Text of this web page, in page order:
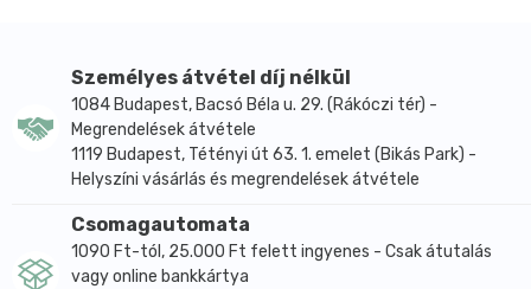
ml mennyiségben javasolt elfogyasztani, lehetőleg
étkezések után. A koncentrátum önmagában vagy
1,5–2 dl vízzel elkeverve is fogyasztható. Egy napi
adag 3000 mg hidrolizált kollagén peptidet, 30 mg
tengeri elasztint, 200 mg szárított Aloe vera gélt és
100 mg csipkebogyó kivonatot biztosít. A gyártói
adatok szerint a 200 mg szárított Aloe vera 40 g friss
gélnek felel meg.
Személyes átvétel díj nélkül
1084 Budapest, Bacsó Béla u. 29. (Rákóczi tér) -
Megrendelések átvétele
1119 Budapest, Tétényi út 63. 1. emelet (Bikás Park) -
Helyszíni vásárlás és megrendelések átvétele
Csomagautomata
1090 Ft-tól, 25.000 Ft felett ingyenes - Csak átutalás
vagy online bankkártya